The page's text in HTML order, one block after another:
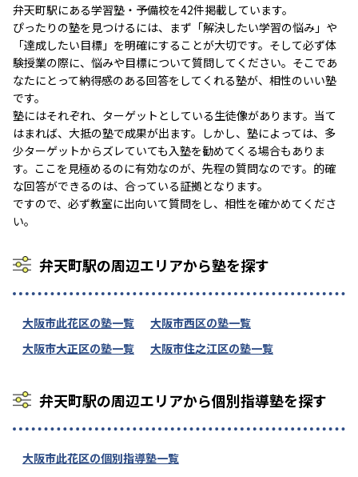
弁天町駅にある学習塾・予備校を42件掲載しています。
ぴったりの塾を見つけるには、まず「解決したい学習の悩み」や
「達成したい目標」を明確にすることが大切です。そして必ず体
験授業の際に、悩みや目標について質問してください。そこであ
なたにとって納得感のある回答をしてくれる塾が、相性のいい塾
です。
塾にはそれぞれ、ターゲットとしている生徒像があります。当て
はまれば、大抵の塾で成果が出ます。しかし、塾によっては、多
少ターゲットからズレていても入塾を勧めてくる場合もありま
す。ここを見極めるのに有効なのが、先程の質問なのです。的確
な回答ができるのは、合っている証拠となります。
ですので、必ず教室に出向いて質問をし、相性を確かめてくださ
い。
弁天町駅の周辺エリアから塾を探す
大阪市此花区の塾一覧
大阪市西区の塾一覧
大阪市大正区の塾一覧
大阪市住之江区の塾一覧
弁天町駅の周辺エリアから個別指導塾を探す
大阪市此花区の個別指導塾一覧